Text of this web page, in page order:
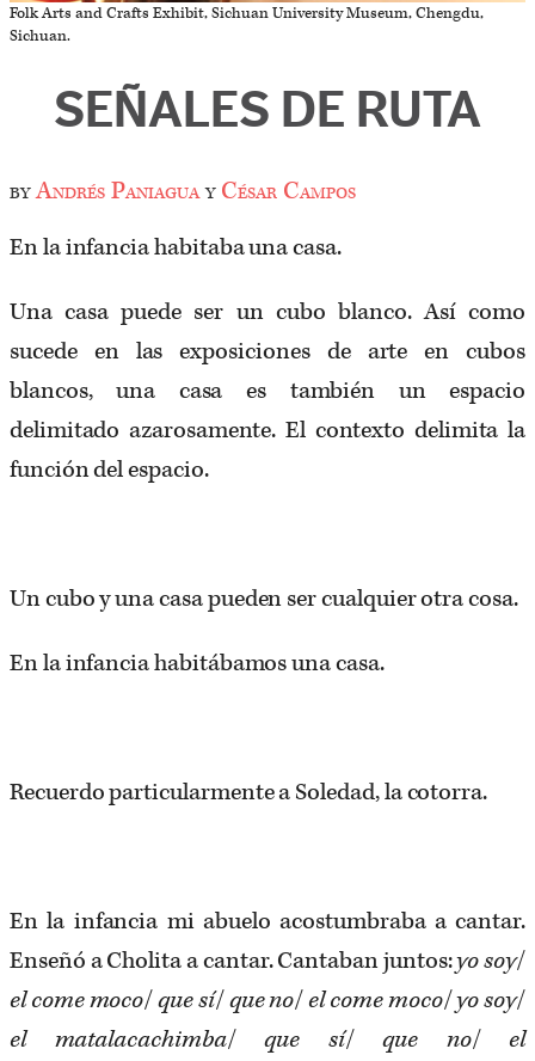
Folk Arts and Crafts Exhibit, Sichuan University Museum, Chengdu,
Sichuan.
SEÑALES DE RUTA
byAndrés PaniaguayCésar Campos
En la infancia habitaba una casa.
Una casa puede ser un cubo blanco. Así como
sucede en las exposiciones de arte en cubos
blancos, una casa es también un espacio
delimitado azarosamente. El contexto delimita la
función del espacio.
Un cubo y una casa pueden ser cualquier otra cosa.
En la infancia habitábamos una casa.
Recuerdo particularmente a Soledad, la cotorra.
En la infancia mi abuelo acostumbraba a cantar.
Enseñó a Cholita a cantar. Cantaban juntos:yo soy/
el come moco/que sí/que no/el come moco/yo soy/
el matalacachimba/que sí/que no/el